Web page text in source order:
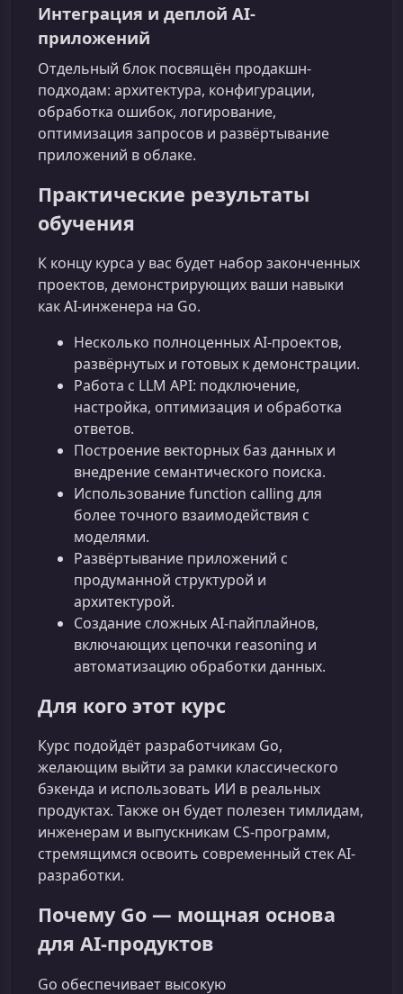
Интеграция и деплой AI-
приложений
Отдельный блок посвящён продакшн-
подходам: архитектура, конфигурации,
обработка ошибок, логирование,
оптимизация запросов и развёртывание
приложений в облаке.
Практические результаты
обучения
К концу курса у вас будет набор законченных
проектов, демонстрирующих ваши навыки
как AI-инженера на Go.
Несколько полноценных AI-проектов,
развёрнутых и готовых к демонстрации.
Работа с LLM API: подключение,
настройка, оптимизация и обработка
ответов.
Построение векторных баз данных и
внедрение семантического поиска.
Использование function calling для
более точного взаимодействия с
моделями.
Развёртывание приложений с
продуманной структурой и
архитектурой.
Создание сложных AI-пайплайнов,
включающих цепочки reasoning и
автоматизацию обработки данных.
Для кого этот курс
Курс подойдёт разработчикам Go,
желающим выйти за рамки классического
бэкенда и использовать ИИ в реальных
продуктах. Также он будет полезен тимлидам,
инженерам и выпускникам CS-программ,
стремящимся освоить современный стек AI-
разработки.
Почему Go — мощная основа
для AI-продуктов
Go обеспечивает высокую